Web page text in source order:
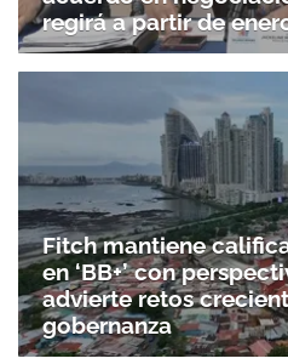
regirá a partir de
Fitch mantiene
en ‘BB+’ con
advierte retos
gobernanza